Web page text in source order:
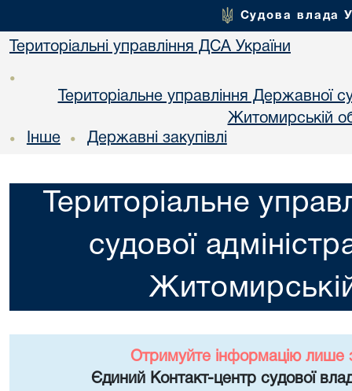
Судова влада
Територіальні управління ДСА України
•
Територіальне управління Державної
Житомирській
• Інше • Державні закупівлі
Територіальне
судової
Отримуйте інформацію лише
Єдиний Контакт-центр судової